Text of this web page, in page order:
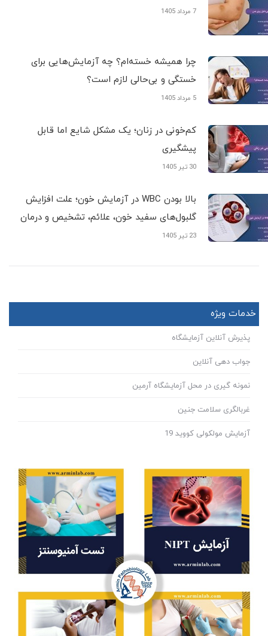
7 مرداد 1405
چرا همیشه خسته‌ام؟ چه آزمایش‌هایی برای
خستگی و بی‌حالی لازم است؟
5 مرداد 1405
کم‌خونی در زنان؛ یک مشکل شایع اما قابل
پیشگیری
30 تیر 1405
بالا بودن WBC در آزمایش خون؛ علت افزایش
گلبول‌های سفید خون، علائم، تشخیص و درمان
23 تیر 1405
خدمات ویژه
پذیرش آنلاین آزمایشگاه
جواب دهی آنلاین
نمونه گیری در محل آزمایشگاه آرمین
غربالگری سلامت جنین
آزمایش مولکولی کووید 19